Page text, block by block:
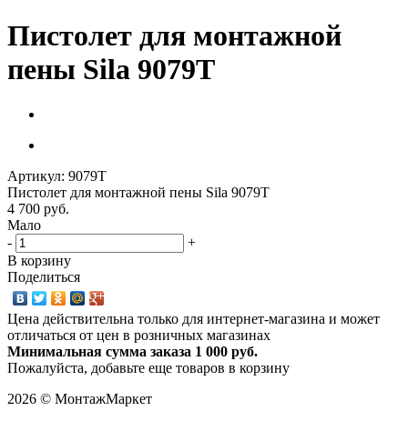
Пистолет для монтажной
пены Sila 9079Т
Артикул: 9079Т
Пистолет для монтажной пены Sila 9079Т
4 700 руб.
Мало
-
+
В корзину
Поделиться
Цена действительна только для интернет-магазина и может
отличаться от цен в розничных магазинах
Минимальная сумма заказа 1 000 руб.
Пожалуйста, добавьте еще товаров в корзину
2026 © МонтажМаркет